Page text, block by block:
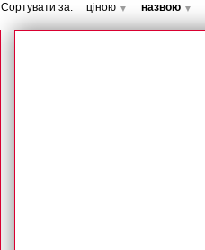
Сортувати за: ціною ▼ назвою ▼